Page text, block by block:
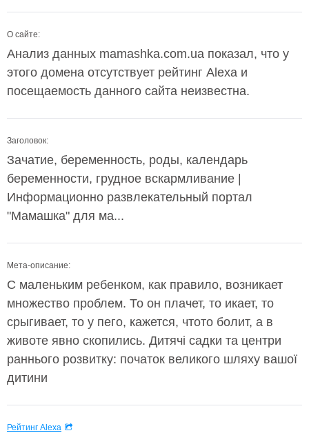
О сайте:
Анализ данных mamashka.com.ua показал, что у
этого домена отсутствует рейтинг Alexa и
посещаемость данного сайта неизвестна.
Заголовок:
Зачатие, беременность, роды, календарь
беременности, грудное вскармливание |
Информационно развлекательный портал
"Мамашка" для ма...
Мета-описание:
С маленьким ребенком, как правило, возникает
множество проблем. То он плачет, то икает, то
срыгивает, то у пего, кажется, чтото болит, а в
животе явно скопились. Дитячі садки та центри
раннього розвитку: початок великого шляху вашої
дитини
Рейтинг Alexa